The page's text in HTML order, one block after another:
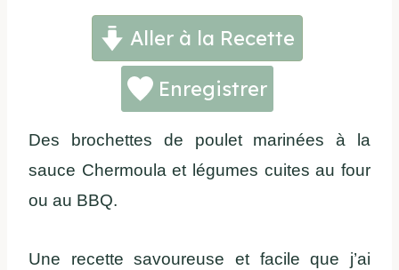
Aller à la Recette
Enregistrer
Des brochettes de poulet marinées à la
sauce Chermoula et légumes cuites au four
ou au BBQ.
Une recette savoureuse et facile que j’ai